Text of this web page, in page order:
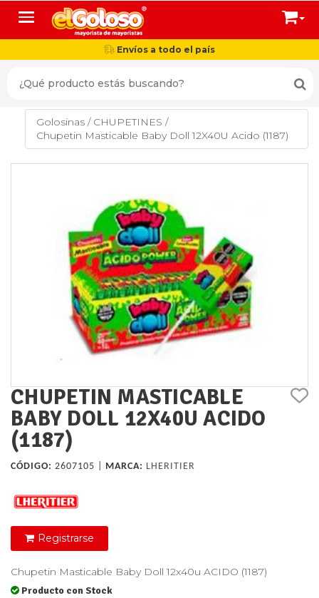
Toggle navigation
Envíos a todo el país
Golosinas / CHUPETINES /
Chupetin Masticable Baby Doll 12X40U Acido (1187)
CHUPETIN MASTICABLE
BABY DOLL 12X40U ACIDO
(1187)
CÓDIGO: 2607105 | MARCA: LHERITIER
Registrarse
Chupetin Masticable Baby Doll 12x40u ACIDO (1187)
Producto con Stock